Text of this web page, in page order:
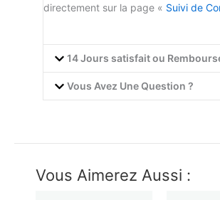
directement sur la page « Suivi de
14 Jours satisfait ou
Vous Avez Une Question ?
Vous Aimerez Aussi :